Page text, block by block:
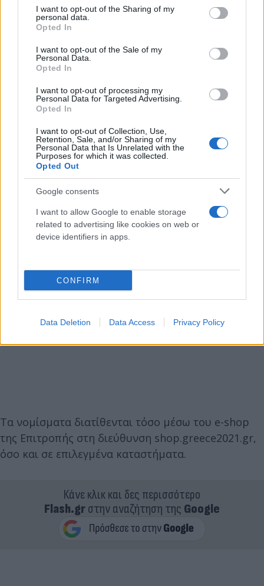
not limited to your visit or usage behaviour. You may click to
grant or deny consent to Google and its third-party tags to
use your data for below specified purposes in below Google
consent section.
I want to opt-out of the Sharing of my
personal data.
Opted In
I want to opt-out of the Sale of my
Personal Data.
Opted In
I want to opt-out of processing my
Personal Data for Targeted Advertising.
Opted In
I want to opt-out of Collection, Use,
Retention, Sale, and/or Sharing of my
Personal Data that Is Unrelated with the
Purposes for which it was collected.
Opted Out
Google consents
I want to allow Google to enable storage
related to advertising like cookies on web or
device identifiers in apps.
CONFIRM
Data Deletion Data Access Privacy Policy
Προγράμματος.
Τα νομίσματα διατίθενται τόσο μέσω του e-shop
της Επιτροπής στη διεύθυνση shop.greece2021.gr,
όσο και σε επιλεγμένα καταστήματα.
Κάνε κλικ και δες περισσότερο
Flash.grστην αναζήτηση της Google